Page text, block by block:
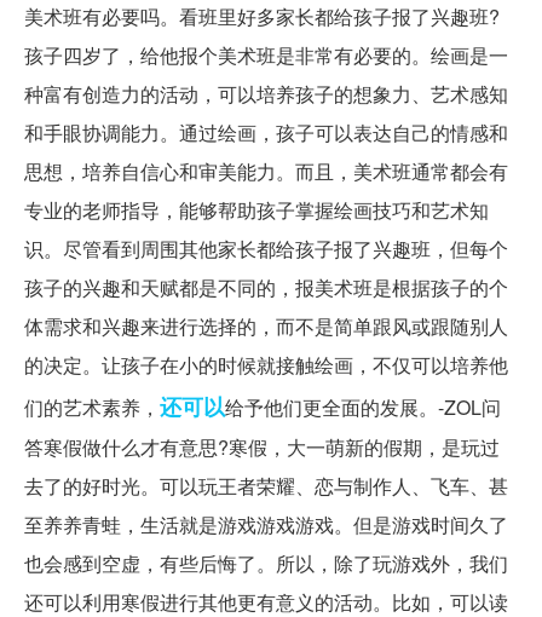
美术班有必要吗。看班里好多家长都给孩子报了兴趣班?
孩子四岁了，给他报个美术班是非常有必要的。绘画是一
种富有创造力的活动，可以培养孩子的想象力、艺术感知
和手眼协调能力。通过绘画，孩子可以表达自己的情感和
思想，培养自信心和审美能力。而且，美术班通常都会有
专业的老师指导，能够帮助孩子掌握绘画技巧和艺术知
识。尽管看到周围其他家长都给孩子报了兴趣班，但每个
孩子的兴趣和天赋都是不同的，报美术班是根据孩子的个
体需求和兴趣来进行选择的，而不是简单跟风或跟随别人
的决定。让孩子在小的时候就接触绘画，不仅可以培养他
们的艺术素养， 还可以给予他们更全面的发展。-ZOL问
答寒假做什么才有意思?寒假，大一萌新的假期，是玩过
去了的好时光。可以玩王者荣耀、恋与制作人、飞车、甚
至养养青蛙，生活就是游戏游戏游戏。但是游戏时间久了
也会感到空虚，有些后悔了。所以，除了玩游戏外，我们
还可以利用寒假进行其他更有意义的活动。比如，可以读